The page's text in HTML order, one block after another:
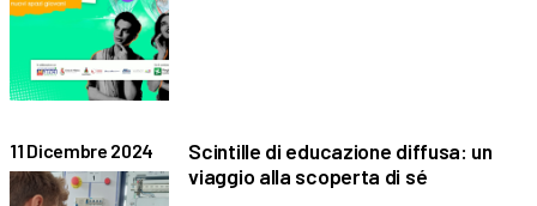
11 Dicembre 2024
Scintille di educazione diffusa: un
viaggio alla scoperta di sé